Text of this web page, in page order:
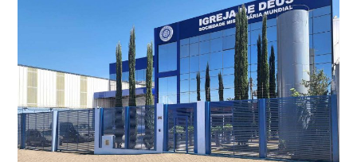
24일 여주교회에서 개최됐다. 시상자로 교회를 방문한 김규창
경기도의회부의장은 “경기도 내 여러 하나님의 교회 성도들이 유기적으로
협력하고, 관심이 닿기 어려운 곳까지 살피는 모습이 시민들에게 모범이
됐다”며 "지금처럼 지속적인 봉사활동을 이어가 주길 바란다"고 기대했다.
경기남동지방회 성도들은 용인, 광주, 이천, 하남 등 경기 남동 지역
곳곳에서 20년 이상 봉사활동을 펼쳐왔다. 그간 진행한 봉사활동은 700여
회에 달한다(2026년 4월 기준). 성도들은 용인 기흥호수공원, 하남 덕풍천,
양평시장, 이천 청미천 등 시민 왕래가 잦은 곳을 꾸준히 정화한다. 탄소중립
달성을 위한…